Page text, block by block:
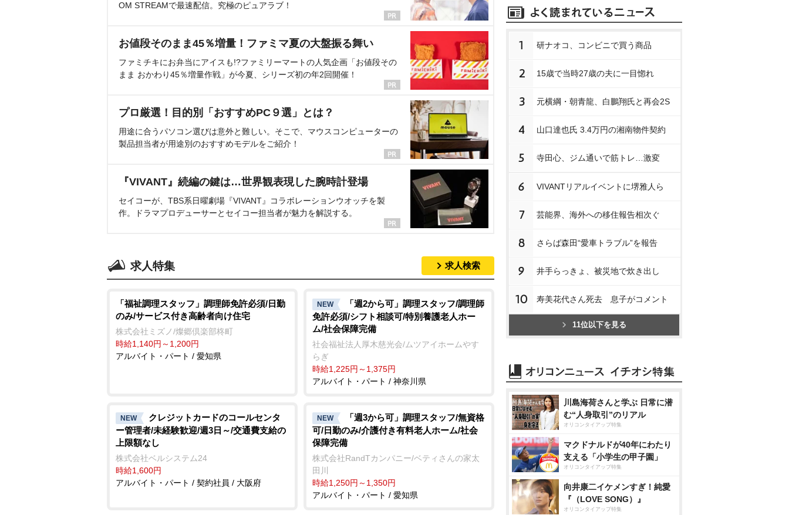
OM STREAMで最速配信。究極のピュアラブ！
お値段そのまま45％増量！ファミマ夏の大盤振る舞い
ファミチキにお弁当にアイスも!?ファミリーマートの人気企画「お値段その
まま おかわり45％増量作戦」が今夏、シリーズ初の年2回開催！
プロ厳選！目的別「おすすめPC９選」とは？
用途に合うパソコン選びは意外と難しい。そこで、マウスコンピューターの
製品担当者が用途別のおすすめモデルをご紹介！
『VIVANT』続編の鍵は…世界観表現した腕時計登場
セイコーが、TBS系日曜劇場『VIVANT』コラボレーションウオッチを製
作。ドラマプロデューサーとセイコー担当者が魅力を解説する。
求人特集 求人検索
「福祉調理スタッフ」調理師免許必須/日勤
のみ/サービス付き高齢者向け住宅
株式会社ミズノ/燦郷倶楽部柊町
時給1,140円～1,200円
アルバイト・パート / 愛知県
NEW
「週2から可」調理スタッフ/調理師
免許必須/シフト相談可/特別養護老人ホー
ム/社会保障完備
社会福祉法人厚木慈光会/ムツアイホームやす
らぎ
時給1,225円～1,375円
アルバイト・パート / 神奈川県
NEW
クレジットカードのコールセンタ
ー管理者/未経験歓迎/週3日～/交通費支給の
上限額なし
株式会社ベルシステム24
時給1,600円
アルバイト・パート / 契約社員 / 大阪府
NEW
「週3から可」調理スタッフ/無資格
可/日勤のみ/介護付き有料老人ホーム/社会
保障完備
株式会社RandTカンパニー/ベティさんの家太
田川
時給1,250円～1,350円
アルバイト・パート / 愛知県
1 研ナオコ、コンビニで買う商品
2 15歳で当時27歳の夫に一目惚れ
3 元横綱・朝青龍、白鵬翔氏と再会2S
4 山口達也氏 3.4万円の湘南物件契約
5 寺田心、ジム通いで筋トレ…激変
6 VIVANTリアルイベントに堺雅人ら
7 芸能界、海外への移住報告相次ぐ
8 さらば森田“愛車トラブル”を報告
9 井手らっきょ、被災地で炊き出し
10 寿美花代さん死去 息子がコメント
11位以下を見る
川島海荷さんと学ぶ 日常に潜
む“人身取引”のリアル
オリコンタイアップ特集
マクドナルドが40年にわたり
支える「小学生の甲子園」
オリコンタイアップ特集
向井康二イケメンすぎ！純愛
『（LOVE SONG）』
オリコンタイアップ特集